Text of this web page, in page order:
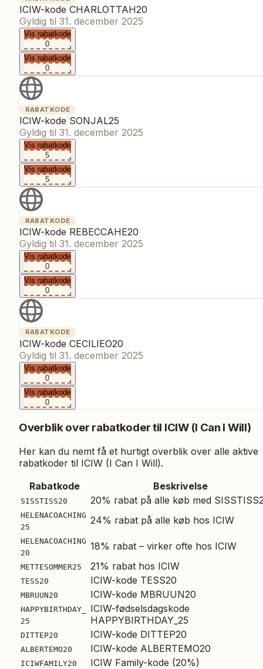
ICIW-kode CHARLOTTAH20
Gyldig til 31. december 2025
Vis rabatkode
0
Vis rabatkode
0
RABATKODE
ICIW-kode SONJAL25
Gyldig til 31. december 2025
Vis rabatkode
5
Vis rabatkode
5
RABATKODE
ICIW-kode REBECCAHE20
Gyldig til 31. december 2025
Vis rabatkode
0
Vis rabatkode
0
RABATKODE
ICIW-kode CECILIEO20
Gyldig til 31. december 2025
Vis rabatkode
0
Vis rabatkode
0
Overblik over rabatkoder til ICIW (I Can I Will)
Her kan du nemt få et hurtigt overblik over alle aktive
rabatkoder til ICIW (I Can I Will).
Rabatkode
Beskrivelse
SISSTISS20 20% rabat på alle køb med
HELENACOACHING
25
24% rabat på alle køb hos ICIW
HELENACOACHING
20
18% rabat – virker ofte hos ICIW
METTESOMMER25 21% rabat hos ICIW
TESS20 ICIW-kode TESS20
MBRUUN20 ICIW-kode MBRUUN20
HAPPYBIRTHDAY_
25
ICIW-fødselsdagskode
HAPPYBIRTHDAY_25
DITTEP20 ICIW-kode DITTEP20
ALBERTEMO20 ICIW-kode ALBERTEMO20
ICIWFAMILY20 ICIW Family-kode (20%)